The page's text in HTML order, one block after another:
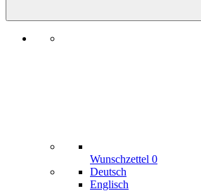
Wunschzettel 0
Deutsch
Englisch